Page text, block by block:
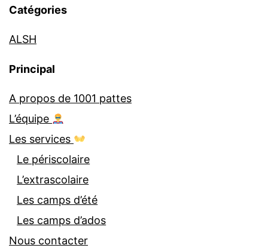
Catégories
ALSH
Principal
A propos de 1001 pattes
L’équipe
Les services
Le périscolaire
L’extrascolaire
Les camps d’été
Les camps d’ados
Nous contacter